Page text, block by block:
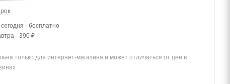
- бесплатно
- 390 ₽
только для интернет-магазина и может отличаться от цен в